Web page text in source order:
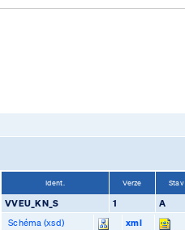
Ident. Verze Stav
VVEU_KN_S 1 A
Schéma (xsd)
xml